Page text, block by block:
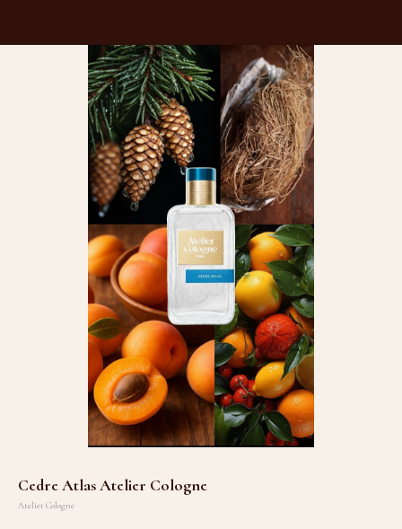
Cedre Atlas Atelier Cologne
Atelier Cologne